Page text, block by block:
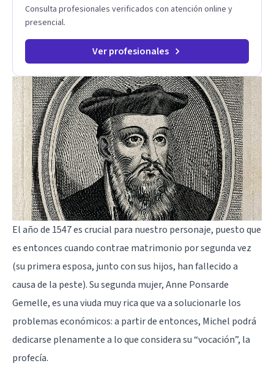
Consulta profesionales verificados con atención online y
presencial.
Ver profesionales
El año de 1547 es crucial para nuestro personaje, puesto que
es entonces cuando contrae matrimonio por segunda vez
(su primera esposa, junto con sus hijos, han fallecido a
causa de la peste). Su segunda mujer, Anne Ponsarde
Gemelle, es una viuda muy rica que va a solucionarle los
problemas económicos: a partir de entonces, Michel podrá
dedicarse plenamente a lo que considera su “vocación”, la
profecía.